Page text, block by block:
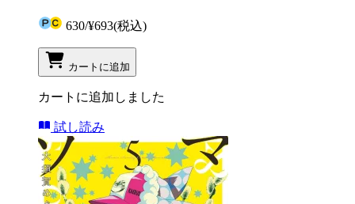
630/¥693(税込)
カートに追加
カートに追加しました
試し読み